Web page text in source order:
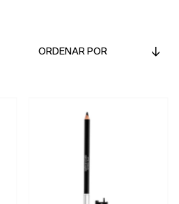
por
Mais vendidos
Alfabeticamente, Z-A